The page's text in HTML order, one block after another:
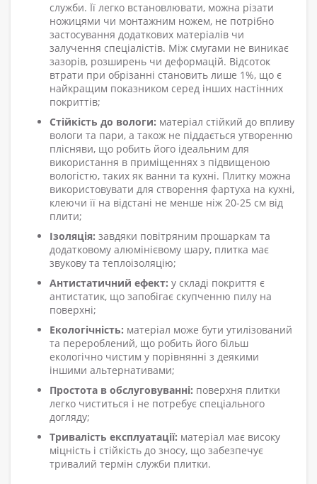
служби. Її легко встановлювати, можна різати
ножицями чи монтажним ножем, не потрібно
застосування додаткових матеріалів чи
залучення спеціалістів. Між смугами не виникає
зазорів, розширень чи деформацій. Відсоток
втрати при обрізанні становить лише 1%, що є
найкращим показником серед інших настінних
покриттів;
Стійкість до вологи: матеріал стійкий до впливу
вологи та пари, а також не піддається утворенню
плісняви, що робить його ідеальним для
використання в приміщеннях з підвищеною
вологістю, таких як ванни та кухні. Плитку можна
використовувати для створення фартуха на кухні,
клеючи її на відстані не менше ніж 20-25 см від
плити;
Ізоляція: завдяки повітряним прошаркам та
додатковому алюмінієвому шару, плитка має
звукову та теплоізоляцію;
Антистатичний ефект: у складі покриття є
антистатик, що запобігає скупченню пилу на
поверхні;
Екологічність: матеріал може бути утилізований
та перероблений, що робить його більш
екологічно чистим у порівнянні з деякими
іншими альтернативами;
Простота в обслуговуванні: поверхня плитки
легко чиститься і не потребує спеціального
догляду;
Тривалість експлуатації: матеріал має високу
міцність і стійкість до зносу, що забезпечує
тривалий термін служби плитки.